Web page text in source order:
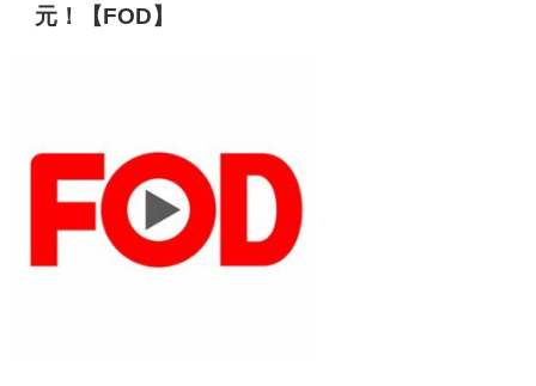
元！【FOD】